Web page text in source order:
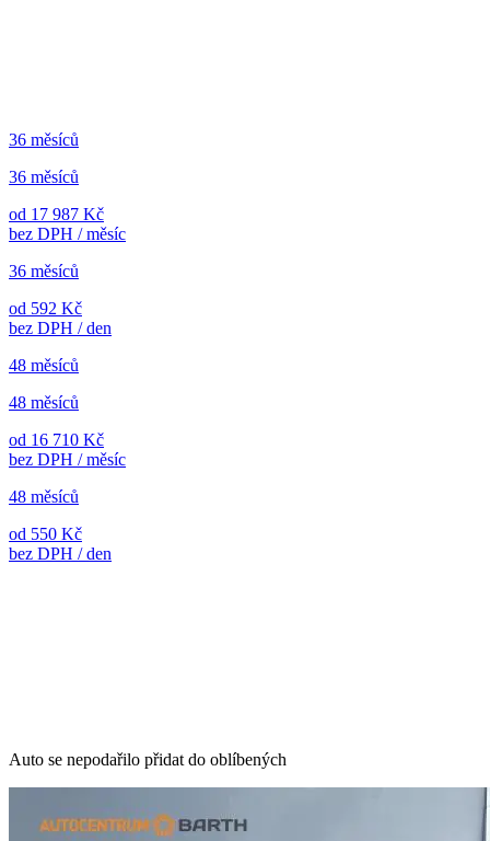
36 měsíců
36 měsíců
od 17 987 Kč
bez DPH / měsíc
36 měsíců
od 592 Kč
bez DPH / den
48 měsíců
48 měsíců
od 16 710 Kč
bez DPH / měsíc
48 měsíců
od 550 Kč
bez DPH / den
Auto se nepodařilo přidat do oblíbených